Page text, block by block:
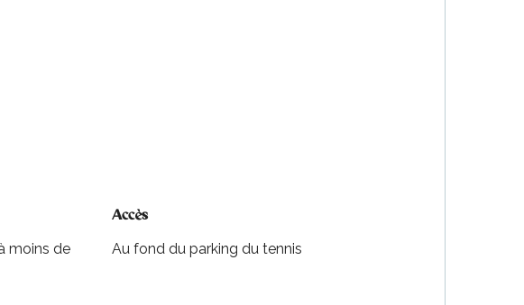
moins de
Accès
Accès
Au fond du parking du tennis